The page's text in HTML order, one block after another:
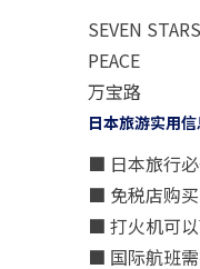
SEVEN STARS
PEACE
万宝路
日本旅游实用信
■ 日本旅行
■ 免税店购买
■ 打火机可
■ 国际航班